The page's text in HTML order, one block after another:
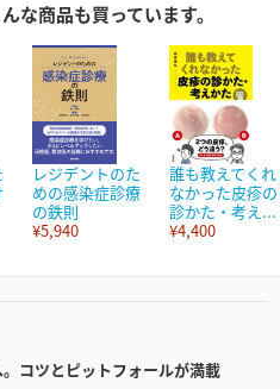
な商品も買っています。
レジデントのた
めの感染症診療
の鉄則
¥5,940
誰も教えてくれ
なかった皮疹の
診かた・考え...
¥4,400
コツとピットフォールが満載